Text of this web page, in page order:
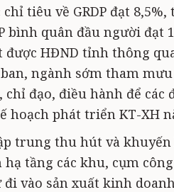
tiêu về GRDP đạt
bình quân đầu người
được HĐND tỉnh thông
ngành sớm tham
chỉ đạo, điều hành để
hoạch phát triển KT-XH
trung thu hút và
tầng các khu, cụm
vào sản xuất kinh